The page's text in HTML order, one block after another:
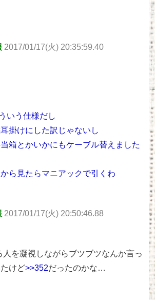
2017/01/17(火) 20:35:59.40
いう仕様だし
掛けにした訳じゃないし
箱とかいかにもケーブル替えました
ら見たらマニアックで引くわ
2017/01/17(火) 20:50:46.88
人を凝視しながらブツブツなんか言っ
けど>>352だったのかな…